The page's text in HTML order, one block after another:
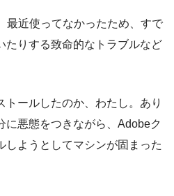
最近使ってなかったため、すで
たりする致命的なトラブルなど
トールしたのか、わたし。あり
に悪態をつきながら、Adobeク
しようとしてマシンが固まった